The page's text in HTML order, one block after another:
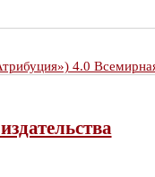
4.0